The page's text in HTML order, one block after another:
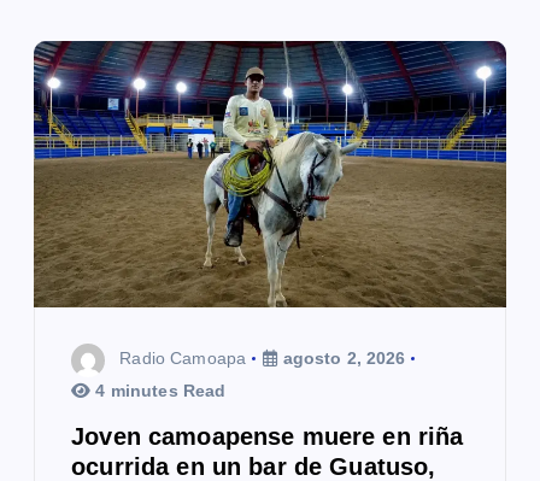
Radio Camoapa
agosto 2, 2026
4 minutes Read
Joven camoapense muere en riña
ocurrida en un bar de Guatuso,